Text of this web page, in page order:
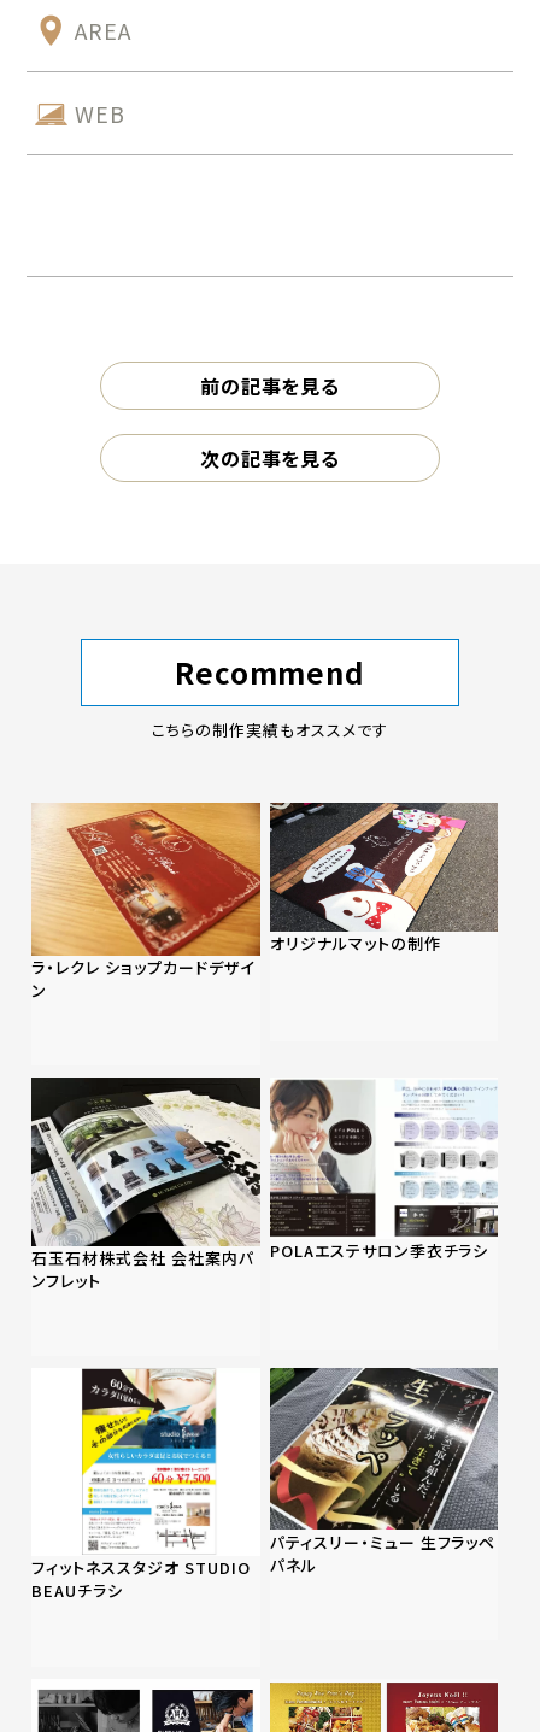
AREA
WEB
前の記事を見る
次の記事を見る
Recommend
こちらの制作実績もオススメです
ラ・レクレ ショップカードデザイ
ン
オリジナルマットの制作
石玉石材株式会社 会社案内パ
ンフレット
POLAエステサロン季衣チラシ
フィットネススタジオ STUDIO
BEAUチラシ
パティスリー・ミュー 生フラッペ
パネル